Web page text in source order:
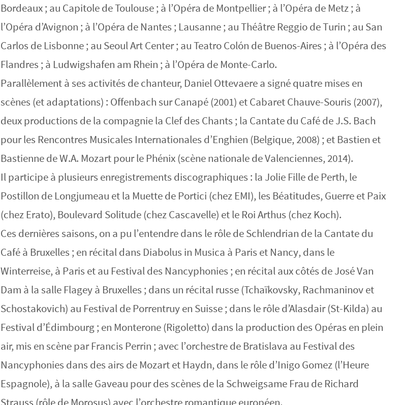
Bordeaux ; au Capitole de Toulouse ; à l’Opéra de Montpellier ; à l’Opéra de Metz ; à
l’Opéra d’Avignon ; à l’Opéra de Nantes ; Lausanne ; au Théâtre Reggio de Turin ; au San
Carlos de Lisbonne ; au Seoul Art Center ; au Teatro Colón de Buenos-Aires ; à l’Opéra des
Flandres ; à Ludwigshafen am Rhein ; à l’Opéra de Monte-Carlo.
Parallèlement à ses activités de chanteur, Daniel Ottevaere a signé quatre mises en
scènes (et adaptations) : Offenbach sur Canapé (2001) et Cabaret Chauve-Souris (2007),
deux productions de la compagnie la Clef des Chants ; la Cantate du Café de J.S. Bach
pour les Rencontres Musicales Internationales d’Enghien (Belgique, 2008) ; et Bastien et
Bastienne de W.A. Mozart pour le Phénix (scène nationale de Valenciennes, 2014).
Il participe à plusieurs enregistrements discographiques : la Jolie Fille de Perth, le
Postillon de Longjumeau et la Muette de Portici (chez EMI), les Béatitudes, Guerre et Paix
(chez Erato), Boulevard Solitude (chez Cascavelle) et le Roi Arthus (chez Koch).
Ces dernières saisons, on a pu l’entendre dans le rôle de Schlendrian de la Cantate du
Café à Bruxelles ; en récital dans Diabolus in Musica à Paris et Nancy, dans le
Winterreise, à Paris et au Festival des Nancyphonies ; en récital aux côtés de José Van
Dam à la salle Flagey à Bruxelles ; dans un récital russe (Tchaïkovsky, Rachmaninov et
Schostakovich) au Festival de Porrentruy en Suisse ; dans le rôle d’Alasdair (St-Kilda) au
Festival d’Édimbourg ; en Monterone (Rigoletto) dans la production des Opéras en plein
air, mis en scène par Francis Perrin ; avec l’orchestre de Bratislava au Festival des
Nancyphonies dans des airs de Mozart et Haydn, dans le rôle d’Inigo Gomez (l’Heure
Espagnole), à la salle Gaveau pour des scènes de la Schweigsame Frau de Richard